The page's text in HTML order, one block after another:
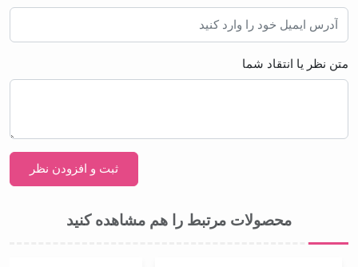
متن نظر یا انتقاد شما
محصولات مرتبط را هم مشاهده کنید